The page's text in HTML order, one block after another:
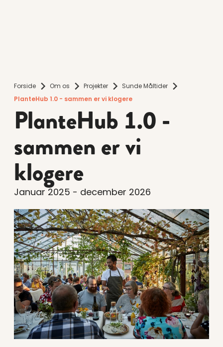
Forside Om os Projekter
Sunde Måltider
PlanteHub 1.0 - sammen er vi klogere
PlanteHub 1.0 -
sammen er vi
klogere
Januar 2025 - december 2026